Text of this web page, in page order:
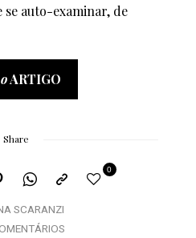
se auto-examinar, de
oARTIGO
Share
SCARANZI
0